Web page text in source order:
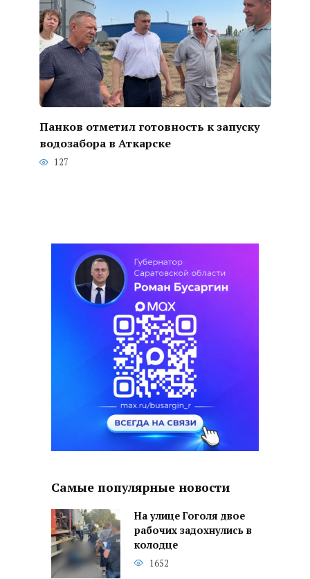
Панков отметил готовность к запуску
водозабора в Аткарске
127
Самые популярные новости
На улице Гоголя двое
рабочих задохнулись в
колодце
1652